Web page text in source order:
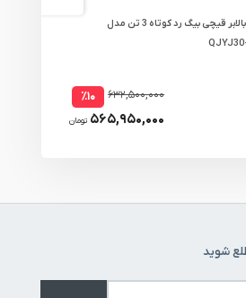
جک بالابر قیچی بیگ رد کوتاه 3 تن مدل
۶۳۲,۵۰۰,۰۰۰ ٪۱۰
۵۶۵,۹۵۰,۰۰۰ تومان
شوید